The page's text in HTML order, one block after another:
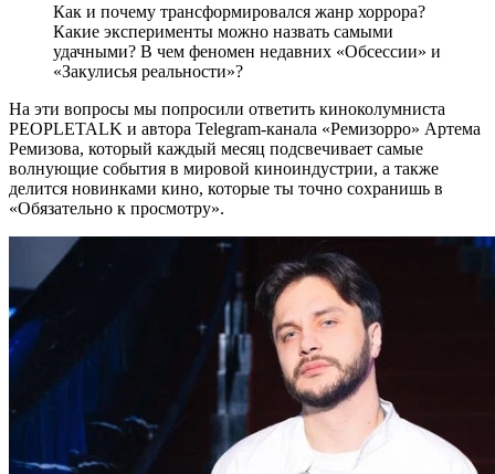
Как и почему трансформировался жанр хоррора?
Какие эксперименты можно назвать самыми
удачными? В чем феномен недавних «Обсессии» и
«Закулисья реальности»?
На эти вопросы мы попросили ответить киноколумниста
PEOPLETALK и автора Telegram-канала «Ремизорро» Артема
Ремизова, который каждый месяц подсвечивает самые
волнующие события в мировой киноиндустрии, а также
делится новинками кино, которые ты точно сохранишь в
«Обязательно к просмотру».